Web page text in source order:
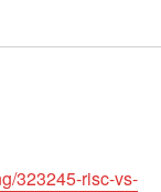
323245-risc-vs-